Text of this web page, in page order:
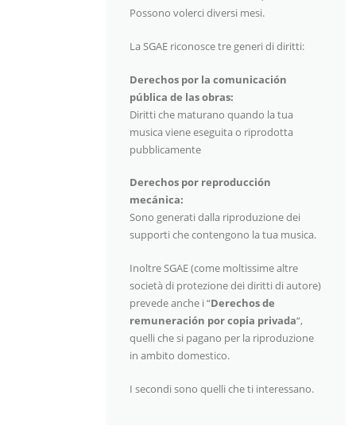
Possono volerci diversi mesi.
La SGAE riconosce tre generi di diritti:
Derechos por la comunicación
pública de las obras:
Diritti che maturano quando la tua
musica viene eseguita o riprodotta
pubblicamente
Derechos por reproducción
mecánica:
Sono generati dalla riproduzione dei
supporti che contengono la tua musica.
Inoltre SGAE (come moltissime altre
società di protezione dei diritti di autore)
prevede anche i “Derechos de
remuneración por copia privada“,
quelli che si pagano per la riproduzione
in ambito domestico.
I secondi sono quelli che ti interessano.